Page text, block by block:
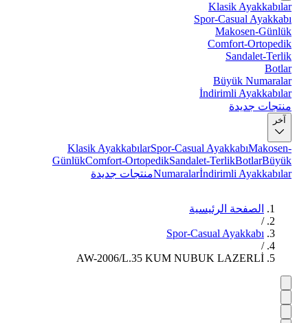
Klasik Ayakkabılar
Spor-Casual Ayakkabı
Makosen-Günlük
Comfort-Ortopedik
Sandalet-Terlik
Botlar
Büyük Numaralar
İndirimli Ayakkabılar
منتجات جديدة
آخر
Klasik AyakkabılarSpor-Casual AyakkabıMakosen-
GünlükComfort-OrtopedikSandalet-TerlikBotlarBüyük
Numaralarİndirimli Ayakkabılar منتجات جديدة
الصفحة الرئيسية
/
Spor-Casual Ayakkabı
/
AW-2006/L.35 KUM NUBUK LAZERLİ